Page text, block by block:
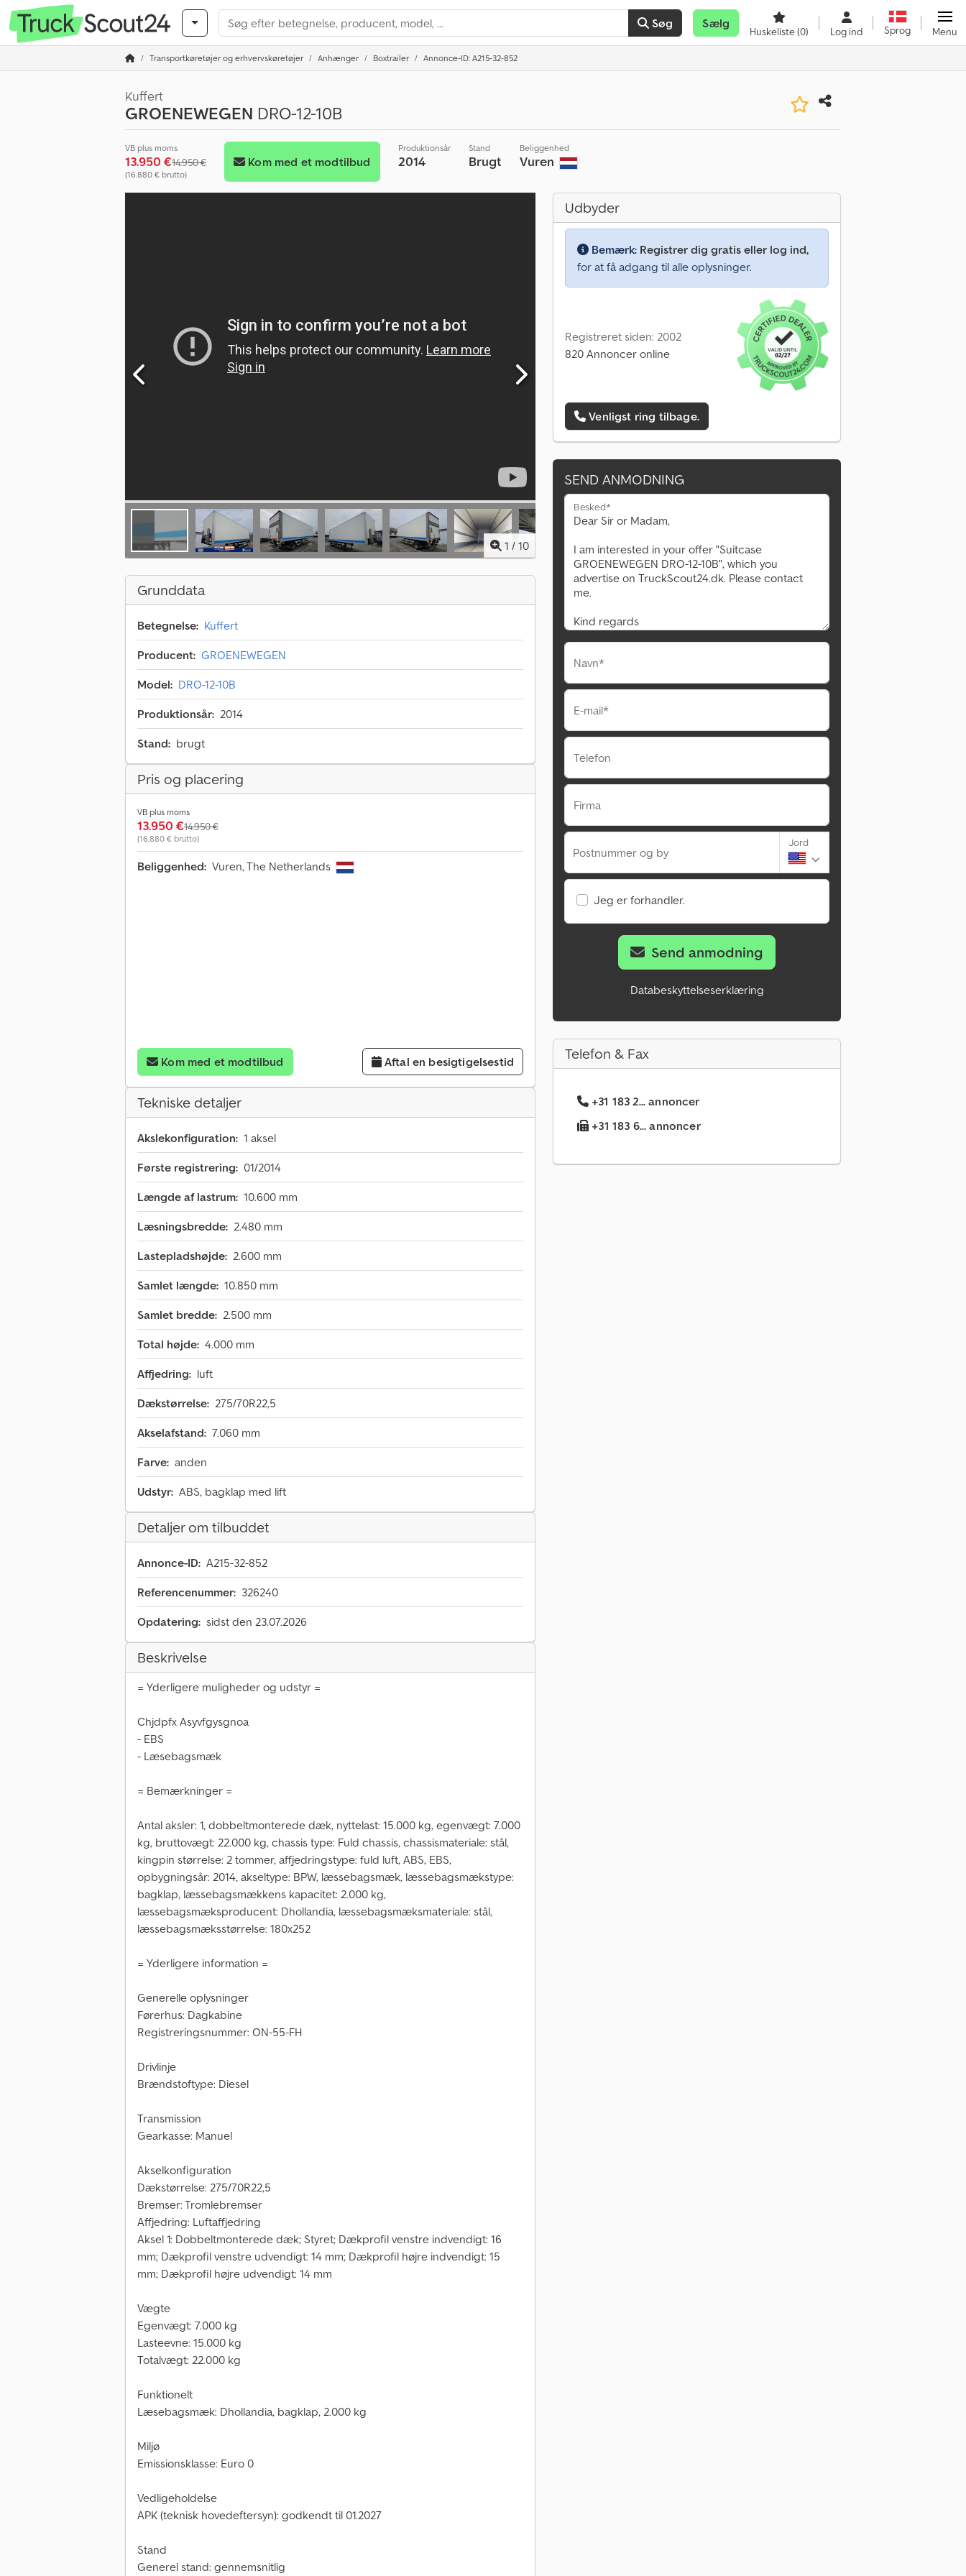
Søg Sælg
Huskeliste(0) Log ind Sprog Menu
Transportkøretøjer og erhvervskøretøjer Anhænger Boxtrailer Annonce-ID: A215-32-852
Kuffert
GROENEWEGEN DRO-12-10B
VB plus moms
13.950 €14.950 €
(16.880 € brutto)
Kom med et modtilbud
Produktionsår
2014
Stand
Brugt
Beliggenhed
Vuren
1 / 10
Grunddata
Betegnelse: Kuffert
Producent: GROENEWEGEN
Model: DRO-12-10B
Produktionsår: 2014
Stand: brugt
Pris og placering
VB plus moms
13.950 €14.950 €
(16.880 € brutto)
Beliggenhed: Vuren, The Netherlands
Kom med et modtilbud Aftal en besigtigelsestid
Tekniske detaljer
Akslekonfiguration: 1 aksel
Første registrering: 01/2014
Længde af lastrum: 10.600 mm
Læsningsbredde: 2.480 mm
Lastepladshøjde: 2.600 mm
Samlet længde: 10.850 mm
Samlet bredde: 2.500 mm
Total højde: 4.000 mm
Affjedring: luft
Dækstørrelse: 275/70R22,5
Akselafstand: 7.060 mm
Farve: anden
Udstyr: ABS, bagklap med lift
Detaljer om tilbuddet
Annonce-ID: A215-32-852
Referencenummer: 326240
Opdatering: sidst den 23.07.2026
Beskrivelse
= Yderligere muligheder og udstyr =
Chjdpfx Asyvfgysgnoa
- EBS
- Læsebagsmæk
= Bemærkninger =
Antal aksler: 1, dobbeltmonterede dæk, nyttelast: 15.000 kg, egenvægt: 7.000
kg, bruttovægt: 22.000 kg, chassis type: Fuld chassis, chassismateriale: stål,
kingpin størrelse: 2 tommer, affjedringstype: fuld luft, ABS, EBS,
opbygningsår: 2014, akseltype: BPW, læssebagsmæk, læssebagsmækstype:
bagklap, læssebagsmækkens kapacitet: 2.000 kg,
læssebagsmæksproducent: Dhollandia, læssebagsmæksmateriale: stål,
læssebagsmæksstørrelse: 180x252
= Yderligere information =
Generelle oplysninger
Førerhus: Dagkabine
Registreringsnummer: ON-55-FH
Drivlinje
Brændstoftype: Diesel
Transmission
Gearkasse: Manuel
Akselkonfiguration
Dækstørrelse: 275/70R22,5
Bremser: Tromlebremser
Affjedring: Luftaffjedring
Aksel 1: Dobbeltmonterede dæk; Styret; Dækprofil venstre indvendigt: 16
mm; Dækprofil venstre udvendigt: 14 mm; Dækprofil højre indvendigt: 15
mm; Dækprofil højre udvendigt: 14 mm
Vægte
Egenvægt: 7.000 kg
Lasteevne: 15.000 kg
Totalvægt: 22.000 kg
Funktionelt
Læsebagsmæk: Dhollandia, bagklap, 2.000 kg
Miljø
Emissionsklasse: Euro 0
Vedligeholdelse
APK (teknisk hovedeftersyn): godkendt til 01.2027
Stand
Generel stand: gennemsnitlig
Udbyder
Bemærk: Registrer dig gratis eller log ind,
for at få adgang til alle oplysninger.
Registreret siden: 2002
820 Annoncer online
Venligst ring tilbage.
SEND ANMODNING
Besked*
Navn*
E-mail*
Telefon
Firma
Postnummer og by
Jord
Jeg er forhandler.
Send anmodning
Databeskyttelseserklæring
Telefon & Fax
+31 183 2... annoncer
+31 183 6... annoncer